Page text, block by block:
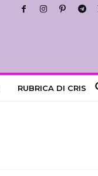
RUBRICA DI CRIS